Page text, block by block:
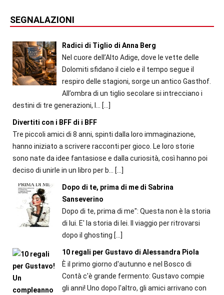
SEGNALAZIONI
Radici di Tiglio di Anna Berg
Nel cuore dell’Alto Adige, dove le vette delle
Dolomiti sfidano il cielo e il tempo segue il
respiro delle stagioni, sorge un antico Gasthof.
All’ombra di un tiglio secolare si intrecciano i
destini di tre generazioni, l...
[…]
Divertiti con i BFF di i BFF
Tre piccoli amici di 8 anni, spinti dalla loro immaginazione,
hanno iniziato a scrivere racconti per gioco. Le loro storie
sono nate da idee fantasiose e dalla curiosità, così hanno poi
deciso di unirle in un libro per b...
[…]
Dopo di te, prima di me di Sabrina
Sanseverino
Dopo di te, prima di me": Questa non è la storia
di lui. E' la storia di lei. Il viaggio per ritrovarsi
dopo il ghosting […]
10 regali per Gustavo di Alessandra Piola
È il primo giorno d'autunno e nel Bosco di
Contà c'è grande fermento: Gustavo compie
gli anni! Uno dopo l'altro, gli amici arrivano con